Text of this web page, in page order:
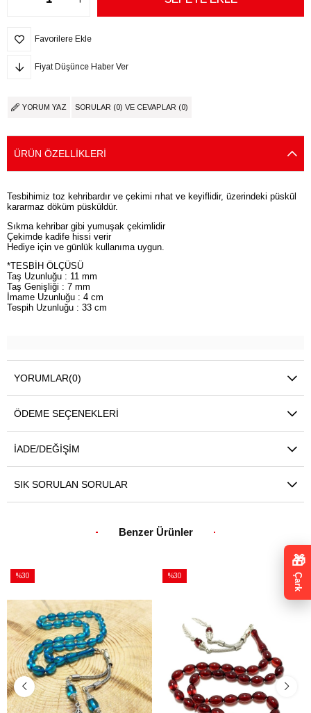
Favorilere Ekle
Fiyat Düşünce Haber Ver
YORUM YAZ SORULAR (0) VE CEVAPLAR (0)
ÜRÜN ÖZELLIKLERI
Tesbihimiz toz kehribardır ve çekimi rıhat ve keyiflidir, üzerindeki püskül
kararmaz döküm püsküldür.
Sıkma kehribar gibi yumuşak çekimlidir
Çekimde kadife hissi verir
Hediye için ve günlük kullanıma uygun.
*TESBİH ÖLÇÜSÜ
Taş Uzunluğu : 11 mm
Taş Genişliği : 7 mm
İmame Uzunluğu : 4 cm
Tespih Uzunluğu : 33 cm
YORUMLAR(0)
ÖDEME SEÇENEKLERI
İADE/DEĞIŞIM
SIK SORULAN SORULAR
Benzer Ürünler
%30
%30İndirim
%30
🎁
Çark